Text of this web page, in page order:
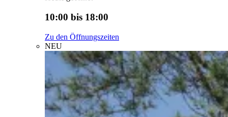
10:00 bis 18:00
Zu den Öffnungszeiten
NEU